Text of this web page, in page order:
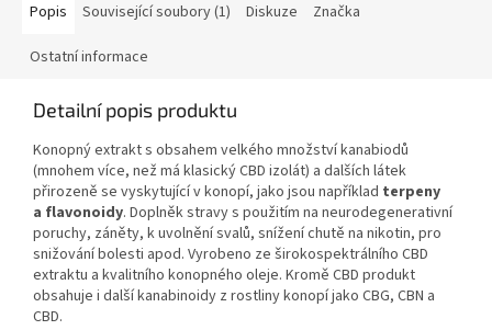
Popis Související soubory (1) Diskuze Značka
Ostatní informace
Detailní popis produktu
Konopný extrakt s obsahem velkého množství kanabiodů
(mnohem více, než má klasický CBD izolát) a dalších látek
přirozeně se vyskytující v konopí, jako jsou například terpeny
a flavonoidy. Doplněk stravy s použitím na neurodegenerativní
poruchy, záněty, k uvolnění svalů, snížení chutě na nikotin, pro
snižování bolesti apod. Vyrobeno ze širokospektrálního CBD
extraktu a kvalitního konopného oleje. Kromě CBD produkt
obsahuje i další kanabinoidy z rostliny konopí jako CBG, CBN a
CBD.